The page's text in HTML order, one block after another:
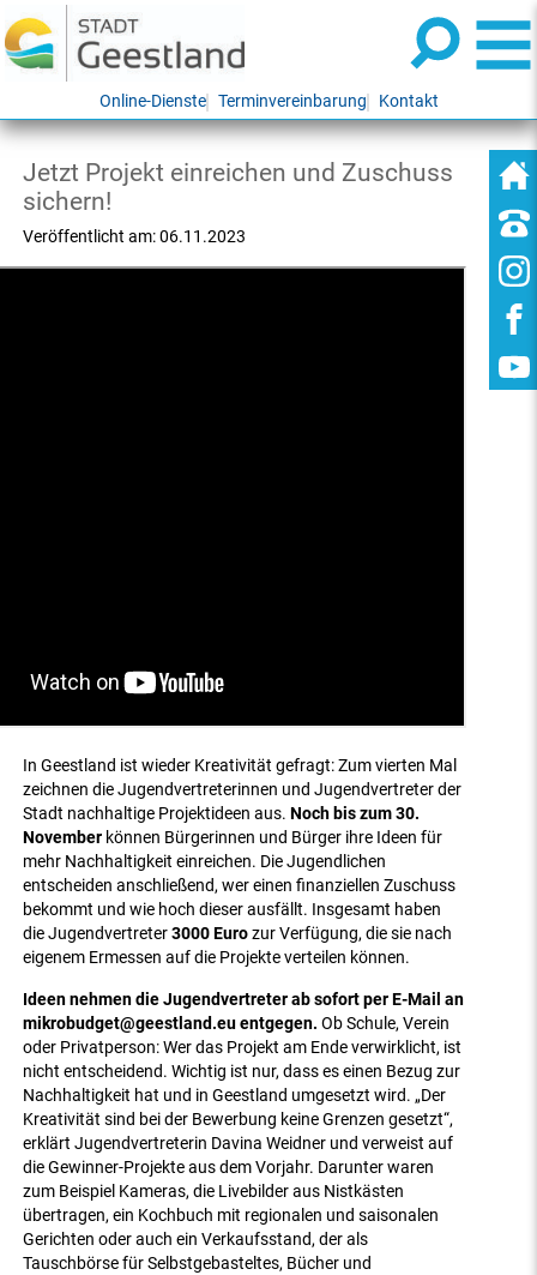
Online-Dienste Terminvereinbarung Kontakt
Jetzt Projekt einreichen und Zuschuss
sichern!
Veröffentlicht am:06.11.2023
In Geestland ist wieder Kreativität gefragt: Zum vierten Mal
zeichnen die Jugendvertreterinnen und Jugendvertreter der
Stadt nachhaltige Projektideen aus.Noch bis zum 30.
November können Bürgerinnen und Bürger ihre Ideen für
mehr Nachhaltigkeit einreichen. Die Jugendlichen
entscheiden anschließend, wer einen finanziellen Zuschuss
bekommt und wie hoch dieser ausfällt. Insgesamt haben
die Jugendvertreter3000 Eurozur Verfügung, die sie nach
eigenem Ermessen auf die Projekte verteilen können.
Ideen nehmen die Jugendvertreter ab sofort per E-Mail an
mikrobudget@geestland.eu entgegen. Ob Schule, Verein
oder Privatperson: Wer das Projekt am Ende verwirklicht, ist
nicht entscheidend. Wichtig ist nur, dass es einen Bezug zur
Nachhaltigkeit hat und in Geestland umgesetzt wird. „Der
Kreativität sind bei der Bewerbung keine Grenzen gesetzt“,
erklärt Jugendvertreterin Davina Weidner und verweist auf
die Gewinner-Projekte aus dem Vorjahr. Darunter waren
zum Beispiel Kameras, die Livebilder aus Nistkästen
übertragen, ein Kochbuch mit regionalen und saisonalen
Gerichten oder auch ein Verkaufsstand, der als
Tauschbörse für Selbstgebasteltes, Bücher und